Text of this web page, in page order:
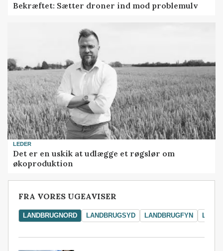
Bekræftet: Sætter droner ind mod problemulv
LEDER
Det er en uskik at udlægge et røgslør om
økoproduktion
FRA VORES UGEAVISER
LANDBRUGNORD LANDBRUGSYD LANDBRUGFYN